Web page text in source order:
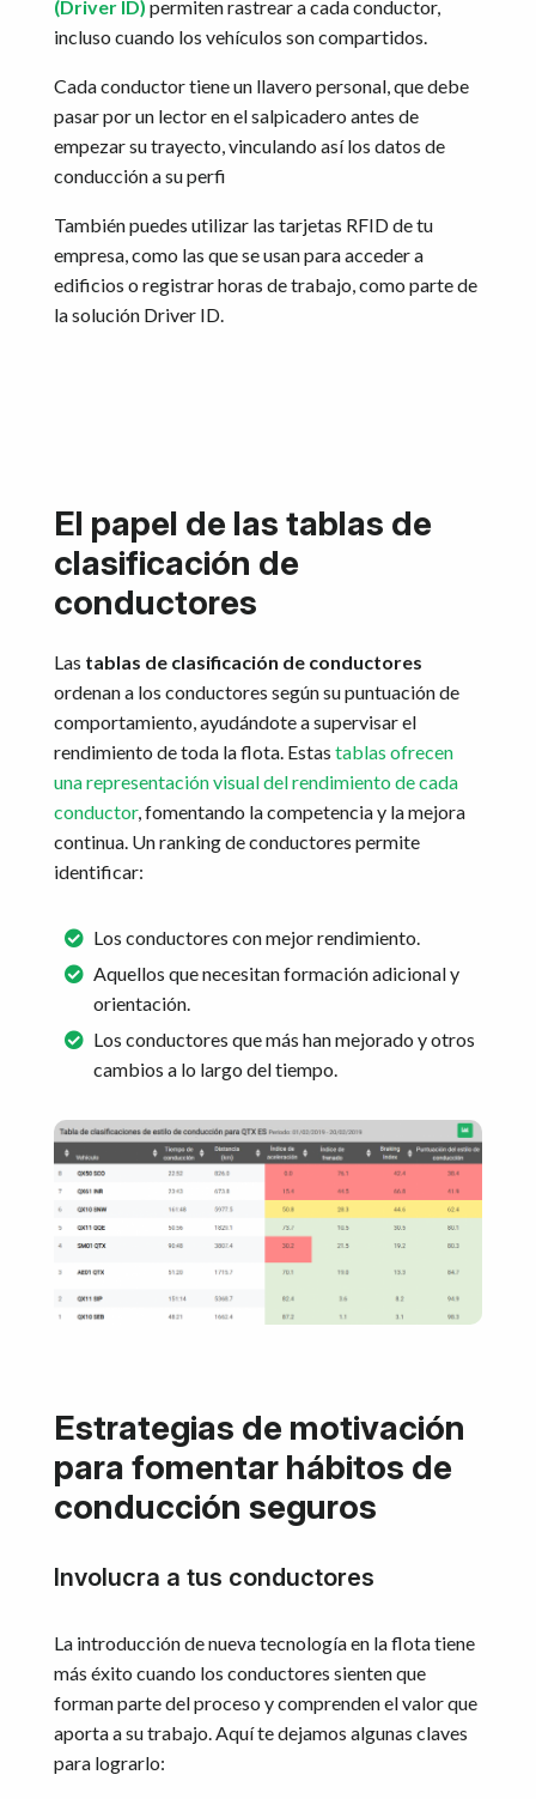
(Driver ID) permiten rastrear a cada conductor,
incluso cuando los vehículos son compartidos.
Cada conductor tiene un llavero personal, que debe
pasar por un lector en el salpicadero antes de
empezar su trayecto, vinculando así los datos de
conducción a su perfi
También puedes utilizar las tarjetas RFID de tu
empresa, como las que se usan para acceder a
edificios o registrar horas de trabajo, como parte de
la solución Driver ID.
El papel de las tablas de
clasificación de
conductores
Las tablas de clasificación de conductores
ordenan a los conductores según su puntuación de
comportamiento, ayudándote a supervisar el
rendimiento de toda la flota. Estas tablas ofrecen
una representación visual del rendimiento de cada
conductor, fomentando la competencia y la mejora
continua. Un ranking de conductores permite
identificar:
Los conductores con mejor rendimiento.
Aquellos que necesitan formación adicional y
orientación.
Los conductores que más han mejorado y otros
cambios a lo largo del tiempo.
Estrategias de motivación
para fomentar hábitos de
conducción seguros
Involucra a tus conductores
La introducción de nueva tecnología en la flota tiene
más éxito cuando los conductores sienten que
forman parte del proceso y comprenden el valor que
aporta a su trabajo. Aquí te dejamos algunas claves
para lograrlo: